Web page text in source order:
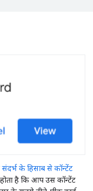
संदर्भ के हिसाब से कॉन्टेंट
है कि आप उस कॉन्टेंट